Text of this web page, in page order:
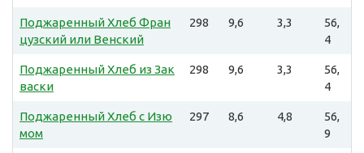
Поджаренный Хлеб Фран
цузский или Венский
298 9,6 3,3
56,
4
Поджаренный Хлеб из Зак
васки
298 9,6 3,3
56,
4
Поджаренный Хлеб с Изю
мом
297 8,6 4,8
56,
9